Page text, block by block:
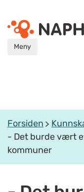
Meny
Forsiden
- Det burde vært
kommuner